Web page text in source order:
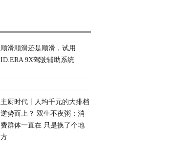
顺滑顺滑还是顺滑，试用
ID.ERA 9X驾驶辅助系统
主厨时代丨人均千元的大排档
逆势而上？ 双生不夜粥：消
费群体一直在 只是换了个地
方